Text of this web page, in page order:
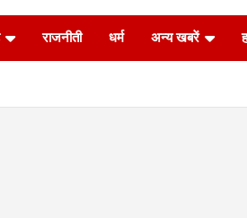
राजनीती धर्म अन्य खबरें